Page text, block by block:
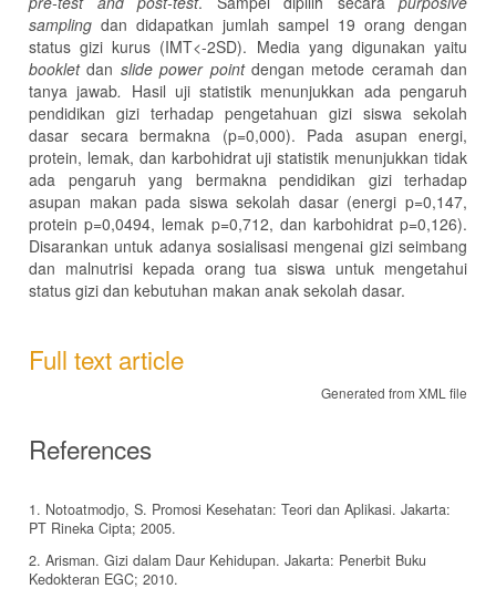
sampling dan didapatkan jumlah sampel 19 orang dengan
status gizi kurus (IMT<-2SD). Media yang digunakan yaitu
bookletdan slide power point dengan metode ceramah dan
tanya jawab. Hasil uji statistik menunjukkan ada pengaruh
pendidikan gizi terhadap pengetahuan gizi siswa sekolah
dasar secara bermakna (p=0,000). Pada asupan energi,
protein, lemak, dan karbohidrat uji statistik menunjukkan tidak
ada pengaruh yang bermakna pendidikan gizi terhadap
asupan makan pada siswa sekolah dasar (energi p=0,147,
protein p=0,0494, lemak p=0,712, dan karbohidrat p=0,126).
Disarankan untuk adanya sosialisasi mengenai gizi seimbang
dan malnutrisi kepada orang tua siswa untuk mengetahui
status gizi dan kebutuhan makan anak sekolah dasar.
Full text article
Generated from XML file
References
1. Notoatmodjo, S. Promosi Kesehatan: Teori dan Aplikasi. Jakarta:
PT Rineka Cipta; 2005.
2. Arisman. Gizi dalam Daur Kehidupan. Jakarta: Penerbit Buku
Kedokteran EGC; 2010.